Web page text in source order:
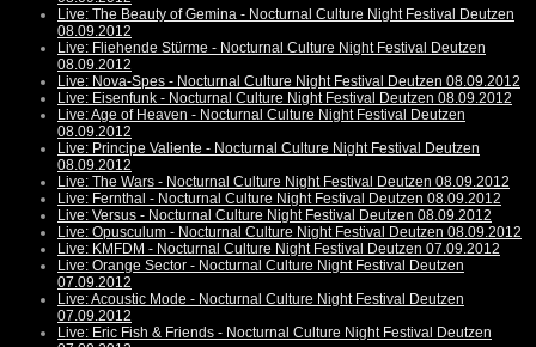
Live: The Beauty of Gemina - Nocturnal Culture Night Festival Deutzen
08.09.2012
Live: Fliehende Stürme - Nocturnal Culture Night Festival Deutzen
08.09.2012
Live: Nova-Spes - Nocturnal Culture Night Festival Deutzen 08.09.2012
Live: Eisenfunk - Nocturnal Culture Night Festival Deutzen 08.09.2012
Live: Age of Heaven - Nocturnal Culture Night Festival Deutzen
08.09.2012
Live: Principe Valiente - Nocturnal Culture Night Festival Deutzen
08.09.2012
Live: The Wars - Nocturnal Culture Night Festival Deutzen 08.09.2012
Live: Fernthal - Nocturnal Culture Night Festival Deutzen 08.09.2012
Live: Versus - Nocturnal Culture Night Festival Deutzen 08.09.2012
Live: Opusculum - Nocturnal Culture Night Festival Deutzen 08.09.2012
Live: KMFDM - Nocturnal Culture Night Festival Deutzen 07.09.2012
Live: Orange Sector - Nocturnal Culture Night Festival Deutzen
07.09.2012
Live: Acoustic Mode - Nocturnal Culture Night Festival Deutzen
07.09.2012
Live: Eric Fish & Friends - Nocturnal Culture Night Festival Deutzen